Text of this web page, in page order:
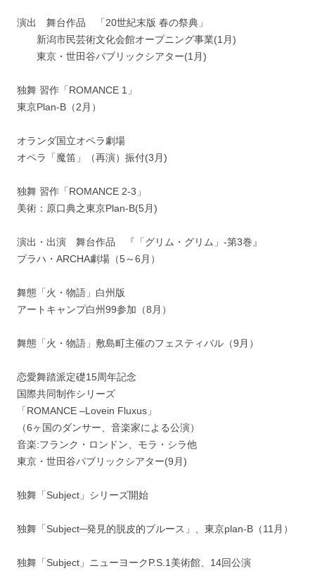
演出 舞台作品 「20世紀末版 春の祭典」
新潟市民芸術文化会館オープニング事業(1月)
東京・世田谷パブリックシアター(1月)
独舞 習作「ROMANCE 1」
東京Plan-B（2月）
オランダ国立オペラ劇場
オペラ「魔笛」（再演）振付(3月)
独舞 習作「ROMANCE 2-3」
美術：原口典之東京Plan-B(5月)
演出・出演 舞台作品 『「グリム・グリム」-第3巻』
プラハ・ARCHA劇場（5～6月）
舞態「火・物語」白州版
アートキャンプ白州99参加（8月）
舞態「火・物語」敷島町主催のフェスティバル（9月）
恋愛舞踏派定礎15周年記念
国際共同制作シリーズ
「ROMANCE –Lovein Fluxus」
（6ヶ国のダンサー、音楽家による公演）
音楽:フランク・ロンドン、モラ・シラ他
東京・世田谷パブリックシアター(9月)
独舞「Subject」シリーズ開始
独舞「Subject─発見的脱皮的ブルース」、東京plan-B（11月）
独舞「Subject」ニューヨークP.S.1美術館、14回公演